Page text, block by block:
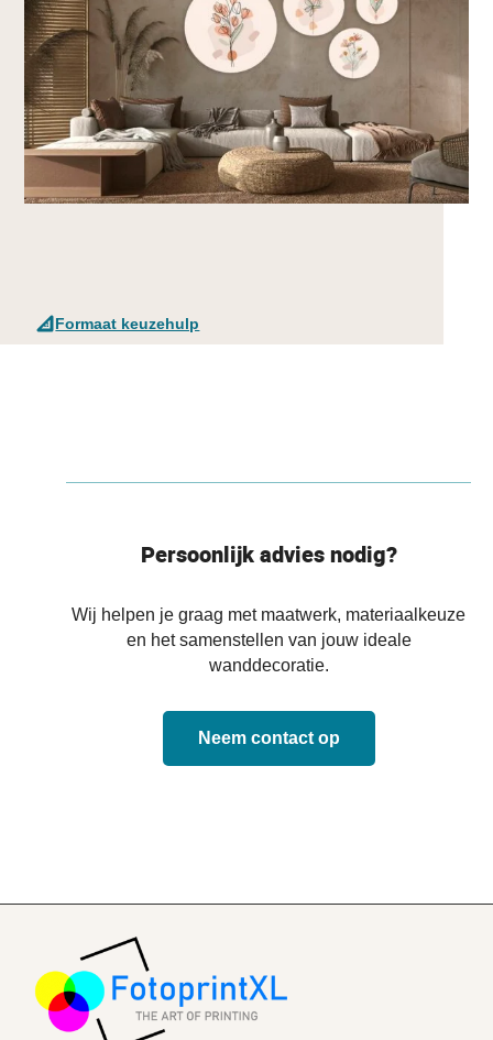
Formaat keuzehulp
Persoonlijk advies nodig?
Wij helpen je graag met maatwerk, materiaalkeuze
en het samenstellen van jouw ideale
wanddecoratie.
Neem contact op